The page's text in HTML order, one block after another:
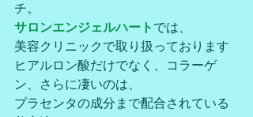
チ。
サロンエンジェルハート では、
美容クリニックで取り扱っております
ヒアルロン酸だけでなく、コラーゲ
ン、さらに凄いのは、
プラセンタの成分まで配合されている